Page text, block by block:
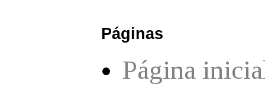
Páginas
Página